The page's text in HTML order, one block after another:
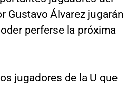
Gustavo Álvarez jugarán
perferse la próxima
jugadores de la U que